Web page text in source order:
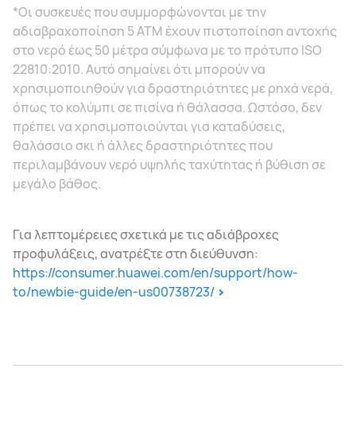
*Οι συσκευές που συμμορφώνονται με την
αδιαβραχοποίηση 5 ATM έχουν πιστοποίηση αντοχής
στο νερό έως 50 μέτρα σύμφωνα με το πρότυπο ISO
22810:2010. Αυτό σημαίνει ότι μπορούν να
χρησιμοποιηθούν για δραστηριότητες με ρηχά νερά,
όπως το κολύμπι σε πισίνα ή θάλασσα. Ωστόσο, δεν
πρέπει να χρησιμοποιούνται για καταδύσεις,
θαλάσσιο σκι ή άλλες δραστηριότητες που
περιλαμβάνουν νερό υψηλής ταχύτητας ή βύθιση σε
μεγάλο βάθος.
Για λεπτομέρειες σχετικά με τις αδιάβροχες
προφυλάξεις, ανατρέξτε στη διεύθυνση:
https://consumer.huawei.com/en/support/how-
to/newbie-guide/en-us00738723/